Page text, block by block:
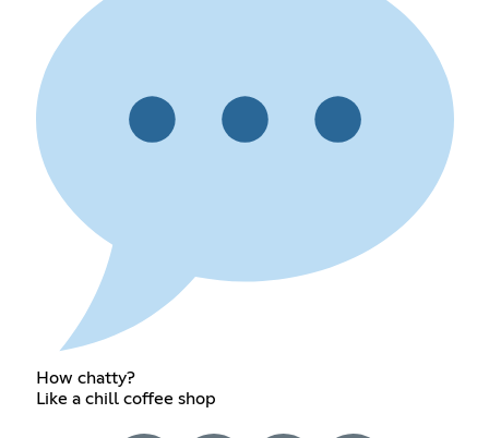
How chatty?
Like a chill coffee shop